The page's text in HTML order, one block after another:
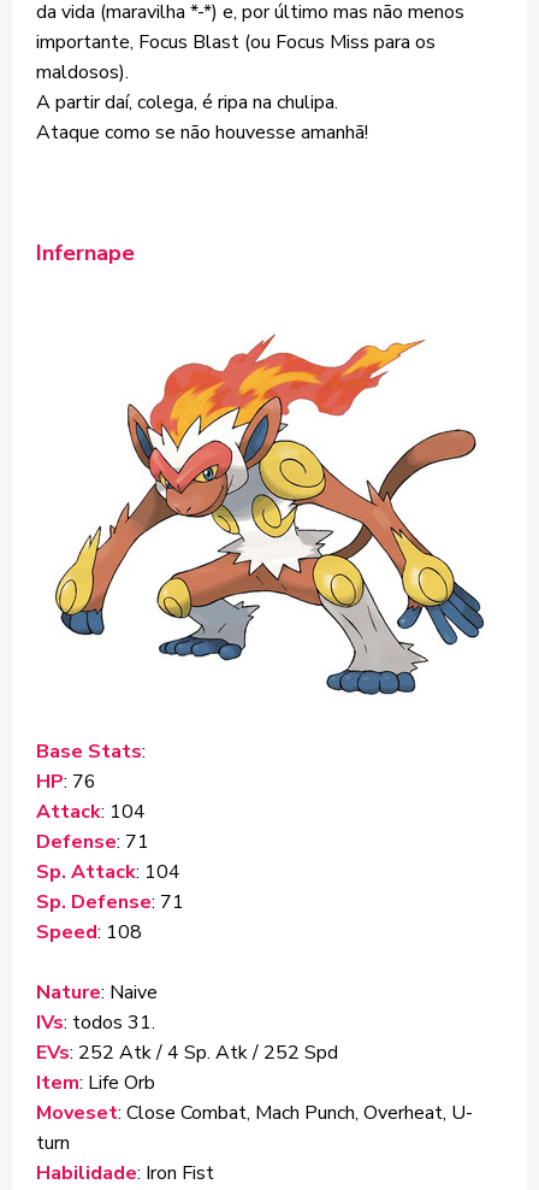
da vida (maravilha *-*) e, por último mas não menos
importante, Focus Blast (ou Focus Miss para os
maldosos).
A partir daí, colega, é ripa na chulipa.
Ataque como se não houvesse amanhã!
Infernape
Base Stats:
HP: 76
Attack: 104
Defense: 71
Sp. Attack: 104
Sp. Defense: 71
Speed: 108
Nature: Naive
IVs: todos 31.
EVs: 252 Atk / 4 Sp. Atk / 252 Spd
Item: Life Orb
Moveset: Close Combat, Mach Punch, Overheat, U-
turn
Habilidade: Iron Fist